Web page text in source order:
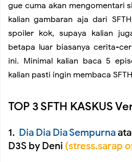
gue cuma akan mengomentari
kalian gambaran aja dari
spoiler kok, supaya kalian
betapa luar biasanya cerita-
ini. Minimal kalian baca 5
kalian pasti ingin membaca
TOP 3 SFTH KASKUS
1. Dia Dia Dia Sempurna
D3S by Deni (stress.sarap